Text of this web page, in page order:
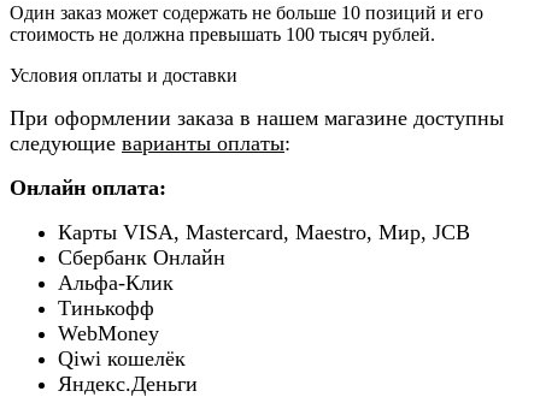
Один заказ может содержать не больше 10 позиций и его
стоимость не должна превышать 100 тысяч рублей.
Условия оплаты и доставки
При оформлении заказа в нашем магазине доступны
следующие варианты оплаты:
Онлайн оплата:
Карты VISA, Mastercard, Maestro, Мир, JCB
Сбербанк Онлайн
Альфа-Клик
Тинькофф
WebMoney
Qiwi кошелёк
Яндекс.Деньги